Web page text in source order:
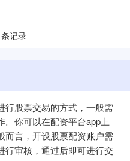
记录
行股票交易的方式，一般需
你可以在配资平台app上
而言，开设股票配资账户需
行审核，通过后即可进行交